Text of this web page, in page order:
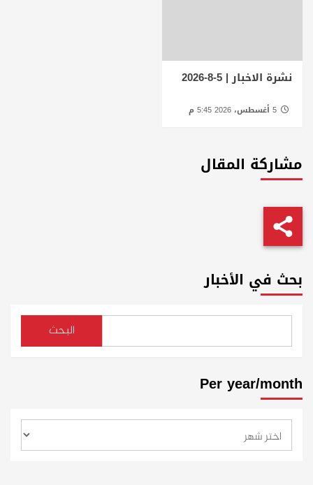
نشرة الاخبار | 5-8-2026
مشاركة المقال
بحث في الأخبار
البحث
Per year/month